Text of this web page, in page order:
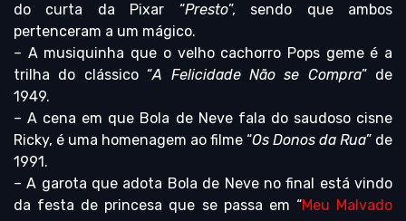
do curta da Pixar “Presto”, sendo que ambos
pertenceram a um mágico.
– A musiquinha que o velho cachorro Pops geme é a
trilha do clássico “A Felicidade Não se Compra” de
1949.
– A cena em que Bola de Neve fala do saudoso cisne
Ricky, é uma homenagem ao filme “Os Donos da Rua” de
1991.
– A garota que adota Bola de Neve no final está vindo
da festa de princesa que se passa em “Meu Malvado